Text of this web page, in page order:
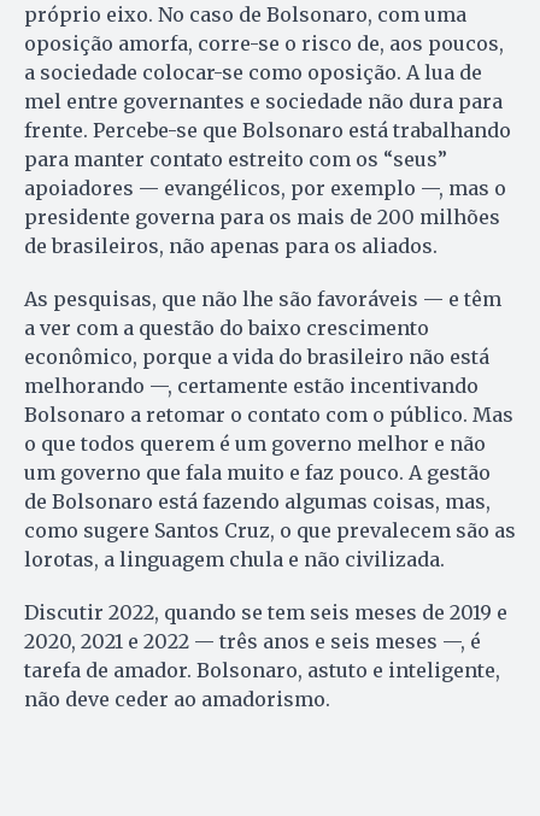
próprio eixo. No caso de Bolsonaro, com uma
oposição amorfa, corre-se o risco de, aos poucos,
a sociedade colocar-se como oposição. A lua de
mel entre governantes e sociedade não dura para
frente. Percebe-se que Bolsonaro está trabalhando
para manter contato estreito com os “seus”
apoiadores — evangélicos, por exemplo —, mas o
presidente governa para os mais de 200 milhões
de brasileiros, não apenas para os aliados.
As pesquisas, que não lhe são favoráveis — e têm
a ver com a questão do baixo crescimento
econômico, porque a vida do brasileiro não está
melhorando —, certamente estão incentivando
Bolsonaro a retomar o contato com o público. Mas
o que todos querem é um governo melhor e não
um governo que fala muito e faz pouco. A gestão
de Bolsonaro está fazendo algumas coisas, mas,
como sugere Santos Cruz, o que prevalecem são as
lorotas, a linguagem chula e não civilizada.
Discutir 2022, quando se tem seis meses de 2019 e
2020, 2021 e 2022 — três anos e seis meses —, é
tarefa de amador. Bolsonaro, astuto e inteligente,
não deve ceder ao amadorismo.